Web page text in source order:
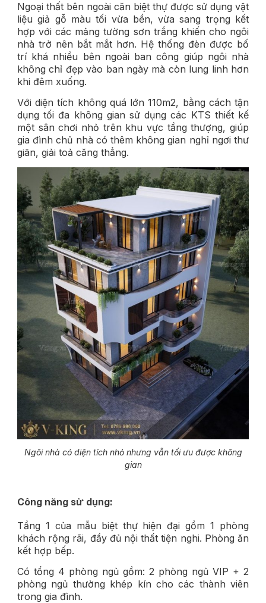
Ngoại thất bên ngoài căn biệt thự được sử dụng vật
liệu giả gỗ màu tối vừa bền, vừa sang trọng kết
hợp với các mảng tường sơn trắng khiến cho ngôi
nhà trở nên bắt mắt hơn. Hệ thống đèn được bố
trí khá nhiều bên ngoài ban công giúp ngôi nhà
không chỉ đẹp vào ban ngày mà còn lung linh hơn
khi đêm xuống.
Với diện tích không quá lớn 110m2, bằng cách tận
dụng tối đa không gian sử dụng các KTS thiết kế
một sân chơi nhỏ trên khu vực tầng thượng, giúp
gia đình chủ nhà có thêm không gian nghỉ ngơi thư
giãn, giải toả căng thẳng.
Ngôi nhà có diện tích nhỏ nhưng vẫn tối ưu được không
gian
Công năng sử dụng:
Tầng 1 của mẫu biệt thự hiện đại gồm 1 phòng
khách rộng rãi, đầy đủ nội thất tiện nghi. Phòng ăn
kết hợp bếp.
Có tổng 4 phòng ngủ gồm: 2 phòng ngủ VIP + 2
phòng ngủ thường khép kín cho các thành viên
trong gia đình.